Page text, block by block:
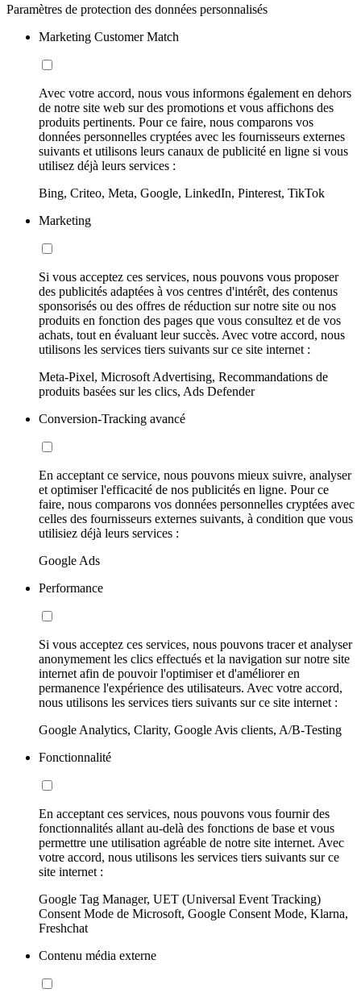
Paramètres de protection des données personnalisés
Marketing Customer Match
Avec votre accord, nous vous informons également en dehors
de notre site web sur des promotions et vous affichons des
produits pertinents. Pour ce faire, nous comparons vos
données personnelles cryptées avec les fournisseurs externes
suivants et utilisons leurs canaux de publicité en ligne si vous
utilisez déjà leurs services :
Bing, Criteo, Meta, Google, LinkedIn, Pinterest, TikTok
Marketing
Si vous acceptez ces services, nous pouvons vous proposer
des publicités adaptées à vos centres d'intérêt, des contenus
sponsorisés ou des offres de réduction sur notre site ou nos
produits en fonction des pages que vous consultez et de vos
achats, tout en évaluant leur succès. Avec votre accord, nous
utilisons les services tiers suivants sur ce site internet :
Meta-Pixel, Microsoft Advertising, Recommandations de
produits basées sur les clics, Ads Defender
Conversion-Tracking avancé
En acceptant ce service, nous pouvons mieux suivre, analyser
et optimiser l'efficacité de nos publicités en ligne. Pour ce
faire, nous comparons vos données personnelles cryptées avec
celles des fournisseurs externes suivants, à condition que vous
utilisiez déjà leurs services :
Google Ads
Performance
Si vous acceptez ces services, nous pouvons tracer et analyser
anonymement les clics effectués et la navigation sur notre site
internet afin de pouvoir l'optimiser et d'améliorer en
permanence l'expérience des utilisateurs. Avec votre accord,
nous utilisons les services tiers suivants sur ce site internet :
Google Analytics, Clarity, Google Avis clients, A/B-Testing
Fonctionnalité
En acceptant ces services, nous pouvons vous fournir des
fonctionnalités allant au-delà des fonctions de base et vous
permettre une utilisation agréable de notre site internet. Avec
votre accord, nous utilisons les services tiers suivants sur ce
site internet :
Google Tag Manager, UET (Universal Event Tracking)
Consent Mode de Microsoft, Google Consent Mode, Klarna,
Freshchat
Contenu média externe